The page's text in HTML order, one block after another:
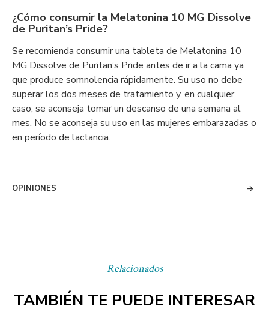
Relacionados
TAMBIÉN TE PUEDE INTERESAR
¿Cómo consumir la Melatonina 10 MG Dissolve
de Puritan’s Pride?
Se recomienda consumir una tableta de Melatonina 10
MG Dissolve de Puritan’s Pride antes de ir a la cama ya
que produce somnolencia rápidamente. Su uso no debe
superar los dos meses de tratamiento y, en cualquier
caso, se aconseja tomar un descanso de una semana al
mes. No se aconseja su uso en las mujeres embarazadas o
en período de lactancia.
OPINIONES